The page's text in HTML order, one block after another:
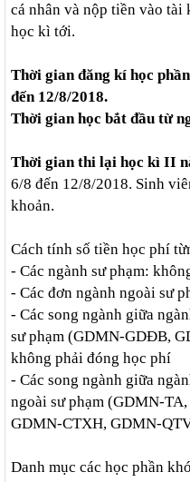
cá nhân và nộp tiền vào tài
học kì tới.
Thời gian đăng kí học
đến 12/8/2018.
Thời gian học bắt đầu từ
Thời gian thi lại học kì II
6/8 đến 12/8/2018. Sinh
khoản.
Cách tính số tiền học phí
- Các ngành sư phạm:
- Các đơn ngành ngoài sư
- Các song ngành giữa
sư phạm (GDMN-GDĐB,
không phải đóng học phí
- Các song ngành giữa
ngoài sư phạm (GDMN-
GDMN-CTXH, GDMN-
Danh mục các học phần